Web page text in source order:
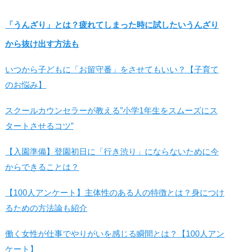
「うんざり」とは？疲れてしまった時に試したいうんざり
から抜け出す方法も
いつから子どもに「お留守番」をさせてもいい？【子育て
のお悩み】
スクールカウンセラーが教える”小学1年生をスムーズにス
タートさせるコツ”
【入園準備】登園初日に「行き渋り」にならないために今
からできることは？
【100人アンケート】主体性のある人の特徴とは？身につけ
るための方法論も紹介
働く女性が仕事でやりがいを感じる瞬間とは？【100人アン
ケート】